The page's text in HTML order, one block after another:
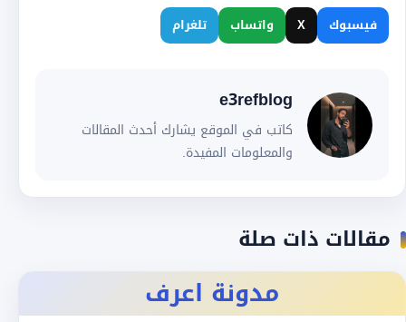
فيسبوك X واتساب تلغرام
e3refblog
كاتب في الموقع يشارك أحدث المقالات
والمعلومات المفيدة.
مقالات ذات صلة
مدونة اعرف